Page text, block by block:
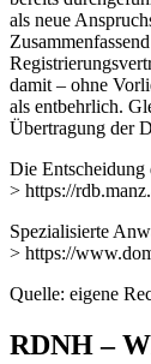
als neue
damit – ohne
als entbehrlich.
Übertragung der
Die Entscheidung
> https://
Spezialisierte
> https://
Quelle: eigene
RDNH –